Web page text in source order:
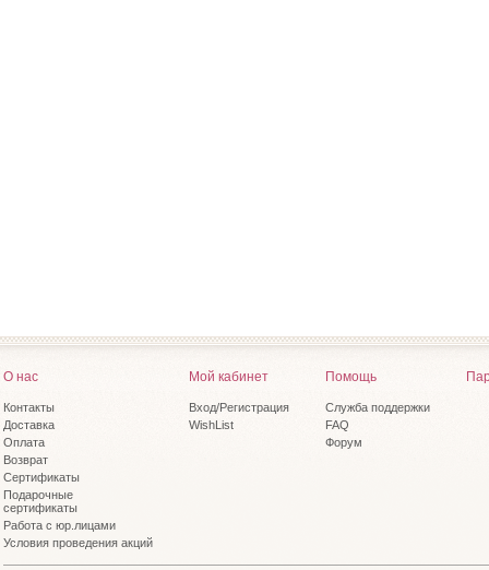
О нас
Контакты
Доставка
Оплата
Возврат
Сертификаты
Подарочные
сертификаты
Работа с юр.лицами
Условия проведения акций
Мой кабинет
Вход/Регистрация
WishList
Помощь
Служба поддержки
FAQ
Форум